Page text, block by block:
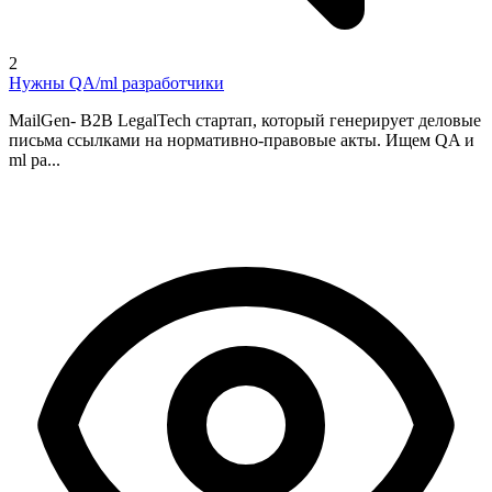
2
Нужны QA/ml разработчики
MailGen- B2B LegalTech стартап, который генерирует деловые
письма ссылками на нормативно-правовые акты. Ищем QA и
ml ра...